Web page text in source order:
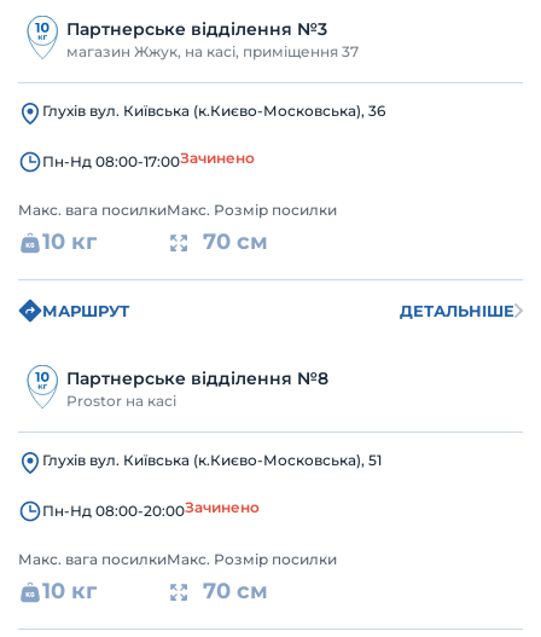
Партнерське відділення №3
магазин Жжук, на касі, приміщення 37
Глухів вул. Київська (к.Києво-Московська), 36
Пн-Нд 08:00-17:00Зачинено
Макс. вага посилки
10 кг
Макс. Розмір посилки
70 см
МАРШРУТ ДЕТАЛЬНІШЕ
Партнерське відділення №8
Prostor на касі
Глухів вул. Київська (к.Києво-Московська), 51
Пн-Нд 08:00-20:00Зачинено
Макс. вага посилки
10 кг
Макс. Розмір посилки
70 см